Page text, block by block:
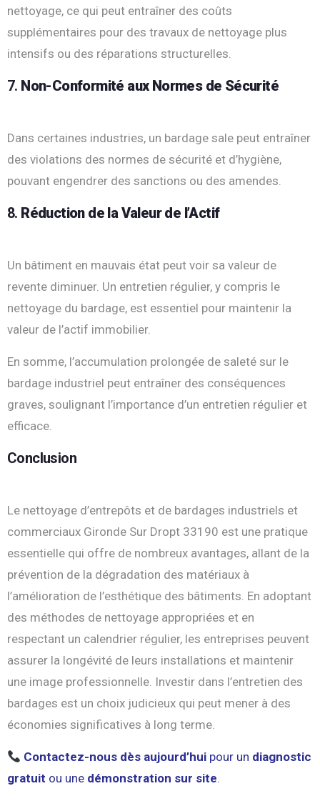
nettoyage, ce qui peut entraîner des coûts
supplémentaires pour des travaux de nettoyage plus
intensifs ou des réparations structurelles.
7. Non-Conformité aux Normes de Sécurité
Dans certaines industries, un bardage sale peut entraîner
des violations des normes de sécurité et d’hygiène,
pouvant engendrer des sanctions ou des amendes.
8. Réduction de la Valeur de l’Actif
Un bâtiment en mauvais état peut voir sa valeur de
revente diminuer. Un entretien régulier, y compris le
nettoyage du bardage, est essentiel pour maintenir la
valeur de l’actif immobilier.
En somme, l’accumulation prolongée de saleté sur le
bardage industriel peut entraîner des conséquences
graves, soulignant l’importance d’un entretien régulier et
efficace.
Conclusion
Le nettoyage d’entrepôts et de bardages industriels et
commerciaux Gironde Sur Dropt 33190 est une pratique
essentielle qui offre de nombreux avantages, allant de la
prévention de la dégradation des matériaux à
l’amélioration de l’esthétique des bâtiments. En adoptant
des méthodes de nettoyage appropriées et en
respectant un calendrier régulier, les entreprises peuvent
assurer la longévité de leurs installations et maintenir
une image professionnelle. Investir dans l’entretien des
bardages est un choix judicieux qui peut mener à des
économies significatives à long terme.
Contactez-nous dès aujourd’hui pour un diagnostic
gratuit ou une démonstration sur site.